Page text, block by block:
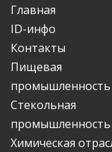
Главная
ID-инфо
Контакты
Пищевая
промышленность
Стекольная
промышленность
Химическая